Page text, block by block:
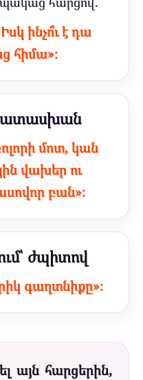
ինչո՞ւ է դա
հիմա»։
մոտ, կան
վախեր ու
բան»։
ժպիտով
գաղտնիքը»։
այն հարցերին,